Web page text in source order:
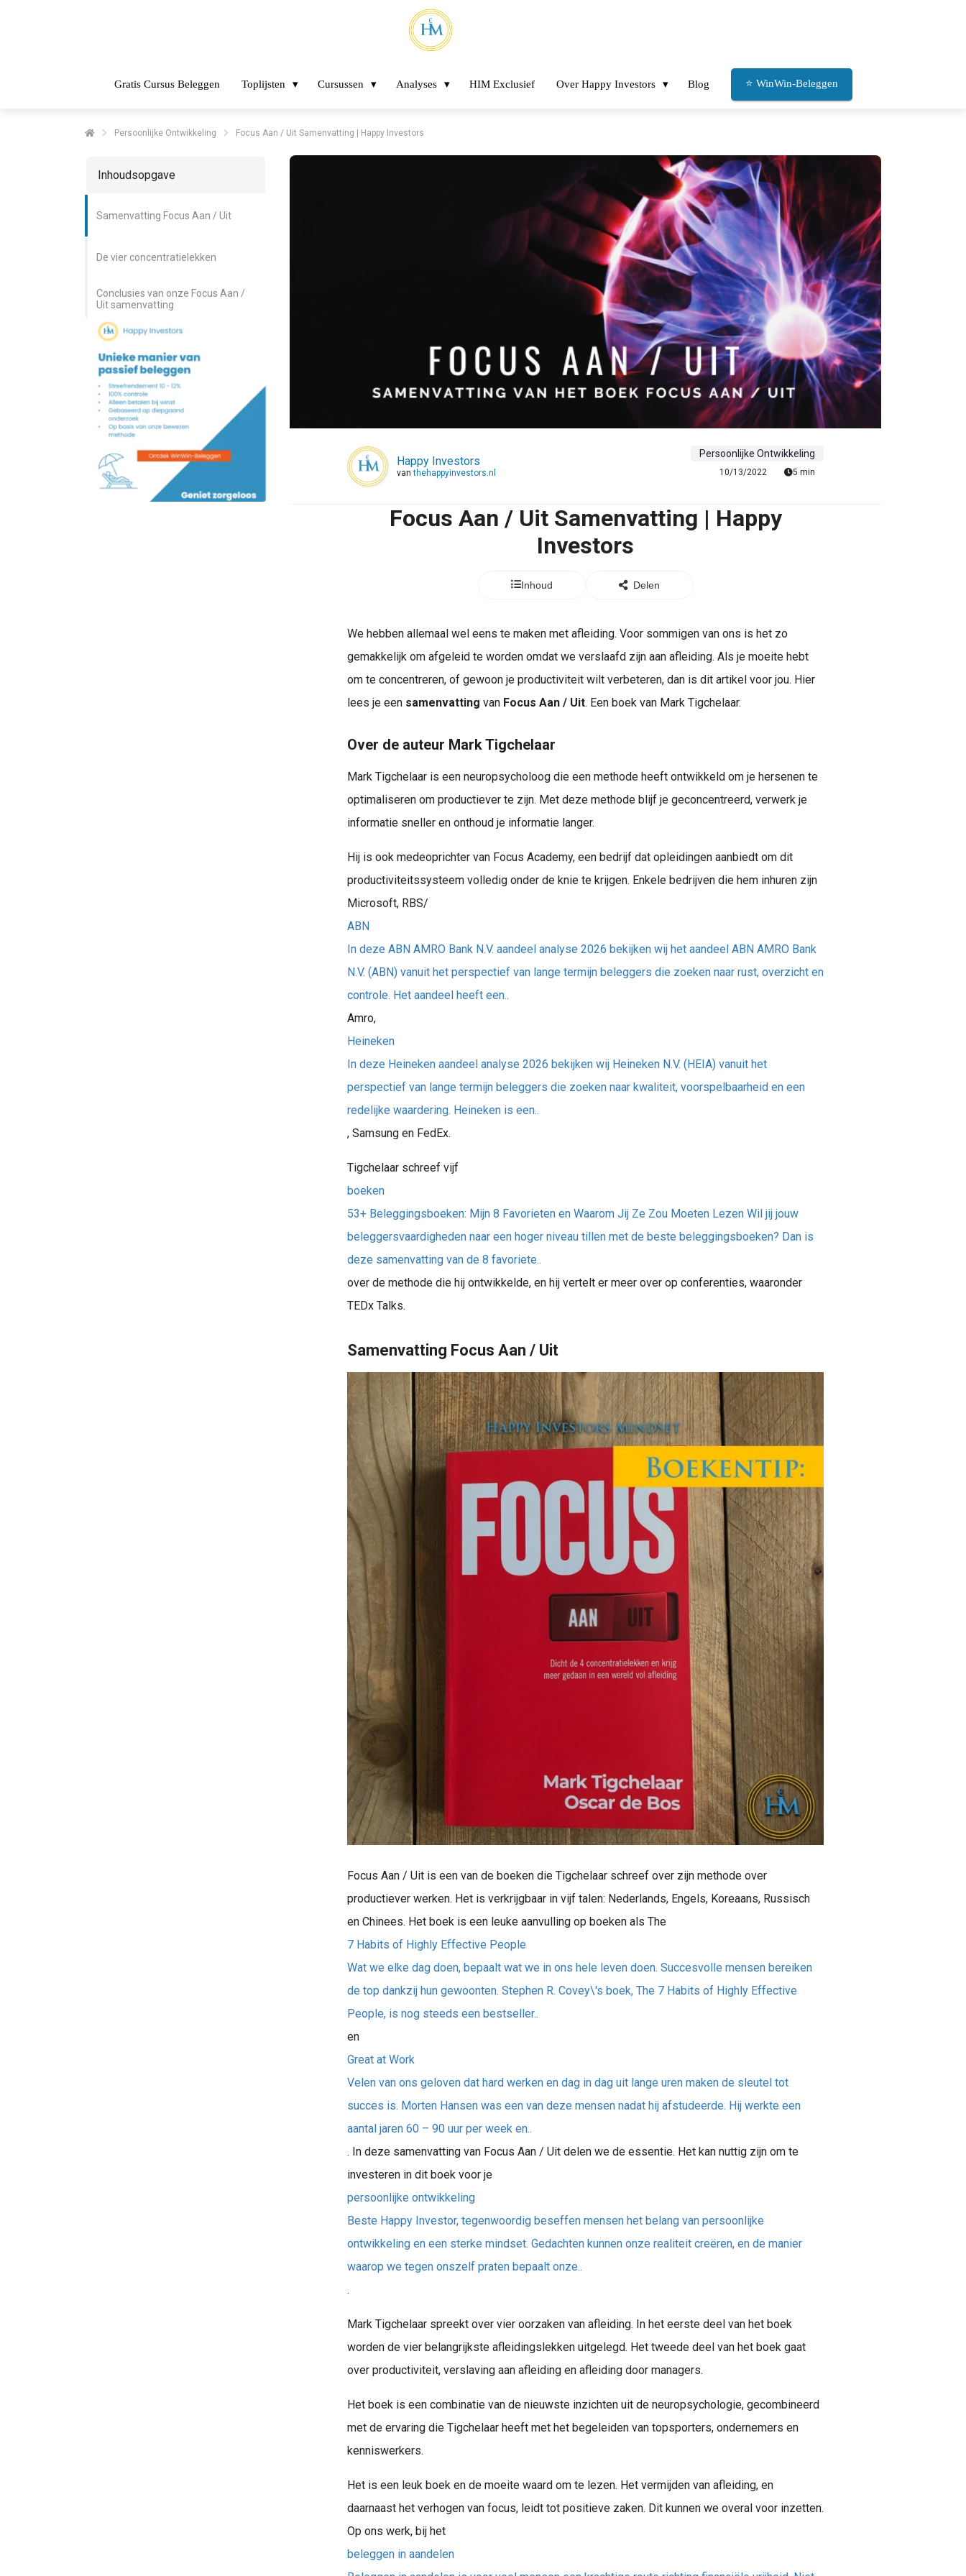
Gratis Cursus Beleggen Toplijsten Cursussen Analyses HIM Exclusief Over Happy Investors Blog ⭐ WinWin-Beleggen
Persoonlijke Ontwikkeling Focus Aan / Uit Samenvatting | Happy Investors
Inhoudsopgave
Samenvatting Focus Aan / Uit
De vier concentratielekken
Conclusies van onze Focus Aan /
Uit samenvatting
Happy Investors
vanthehappyinvestors.nl
Persoonlijke Ontwikkeling
10/13/2022 5 min
Focus Aan / Uit Samenvatting | Happy
Investors
Inhoud Delen
We hebben allemaal wel eens te maken met afleiding. Voor sommigen van ons is het zo
gemakkelijk om afgeleid te worden omdat we verslaafd zijn aan afleiding. Als je moeite hebt
om te concentreren, of gewoon je productiviteit wilt verbeteren, dan is dit artikel voor jou. Hier
lees je een samenvatting van Focus Aan / Uit. Een boek van Mark Tigchelaar.
Over de auteur Mark Tigchelaar
Mark Tigchelaar is een neuropsycholoog die een methode heeft ontwikkeld om je hersenen te
optimaliseren om productiever te zijn. Met deze methode blijf je geconcentreerd, verwerk je
informatie sneller en onthoud je informatie langer.
Hij is ook medeoprichter van Focus Academy, een bedrijf dat opleidingen aanbiedt om dit
productiviteitssysteem volledig onder de knie te krijgen. Enkele bedrijven die hem inhuren zijn
Microsoft, RBS/
ABN
In deze ABN AMRO Bank N.V. aandeel analyse 2026 bekijken wij het aandeel ABN AMRO Bank
N.V. (ABN) vanuit het perspectief van lange termijn beleggers die zoeken naar rust, overzicht en
controle. Het aandeel heeft een..
Amro,
Heineken
In deze Heineken aandeel analyse 2026 bekijken wij Heineken N.V. (HEIA) vanuit het
perspectief van lange termijn beleggers die zoeken naar kwaliteit, voorspelbaarheid en een
redelijke waardering. Heineken is een..
, Samsung en FedEx.
Tigchelaar schreef vijf
boeken
53+ Beleggingsboeken: Mijn 8 Favorieten en Waarom Jij Ze Zou Moeten Lezen Wil jij jouw
beleggersvaardigheden naar een hoger niveau tillen met de beste beleggingsboeken? Dan is
deze samenvatting van de 8 favoriete..
over de methode die hij ontwikkelde, en hij vertelt er meer over op conferenties, waaronder
TEDx Talks.
Samenvatting Focus Aan / Uit
Focus Aan / Uit is een van de boeken die Tigchelaar schreef over zijn methode over
productiever werken. Het is verkrijgbaar in vijf talen: Nederlands, Engels, Koreaans, Russisch
en Chinees. Het boek is een leuke aanvulling op boeken als The
7 Habits of Highly Effective People
Wat we elke dag doen, bepaalt wat we in ons hele leven doen. Succesvolle mensen bereiken
de top dankzij hun gewoonten. Stephen R. Covey\'s boek, The 7 Habits of Highly Effective
People, is nog steeds een bestseller..
en
Great at Work
Velen van ons geloven dat hard werken en dag in dag uit lange uren maken de sleutel tot
succes is. Morten Hansen was een van deze mensen nadat hij afstudeerde. Hij werkte een
aantal jaren 60 – 90 uur per week en..
. In deze samenvatting van Focus Aan / Uit delen we de essentie. Het kan nuttig zijn om te
investeren in dit boek voor je
persoonlijke ontwikkeling
Beste Happy Investor, tegenwoordig beseffen mensen het belang van persoonlijke
ontwikkeling en een sterke mindset. Gedachten kunnen onze realiteit creëren, en de manier
waarop we tegen onszelf praten bepaalt onze..
.
Mark Tigchelaar spreekt over vier oorzaken van afleiding. In het eerste deel van het boek
worden de vier belangrijkste afleidingslekken uitgelegd. Het tweede deel van het boek gaat
over productiviteit, verslaving aan afleiding en afleiding door managers.
Het boek is een combinatie van de nieuwste inzichten uit de neuropsychologie, gecombineerd
met de ervaring die Tigchelaar heeft met het begeleiden van topsporters, ondernemers en
kenniswerkers.
Het is een leuk boek en de moeite waard om te lezen. Het vermijden van afleiding, en
daarnaast het verhogen van focus, leidt tot positieve zaken. Dit kunnen we overal voor inzetten.
Op ons werk, bij het
beleggen in aandelen